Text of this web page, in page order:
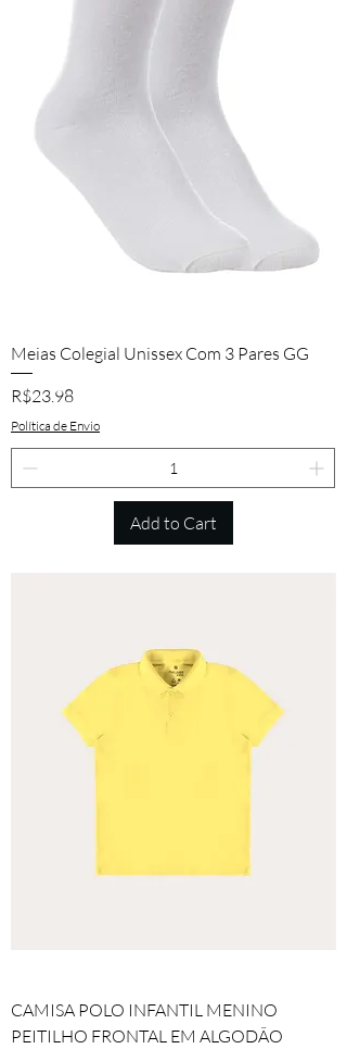
Meias Colegial Unissex Com 3 Pares GG
Price
R$23.98
Política de Envio
Add to Cart
CAMISA POLO INFANTIL MENINO
PEITILHO FRONTAL EM ALGODÃO